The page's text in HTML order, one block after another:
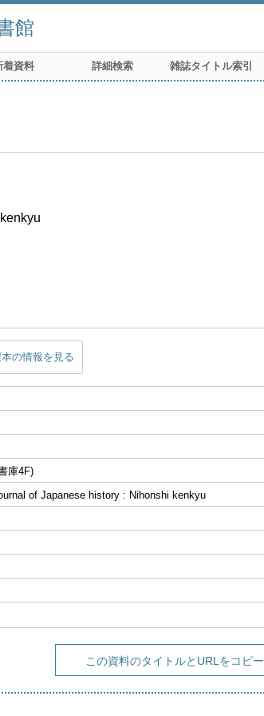
館
着資料 詳細検索 雑誌タイトル索引
の情報を見る
庫4F)
of Japanese history : Nihonshi kenkyu
この資料のタイトルとURLをコピー